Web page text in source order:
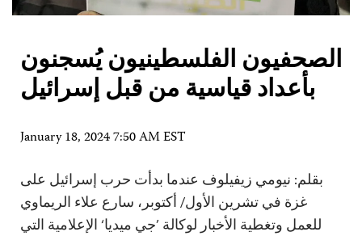
الصحفيون الفلسطينيون يُسجنون
بأعداد قياسية من قبل إسرائيل
January 18, 2024 7:50 AM EST
بقلم: نيومي زيفيلوف عندما بدأت حرب إسرائيل على
غزة في تشرين الأول/ أكتوبر، سارع علاء الريماوي
للعمل وتغطية الأخبار لوكالة ’جي ميديا‘ الإعلامية التي